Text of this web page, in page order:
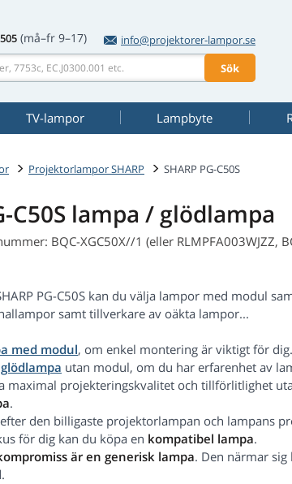
(må–fr 9–17)
info@projektorer-lampor.se
Sök
TV-lampor Lampbyte
Projektorlampor SHARP SHARP PG-C50S
C50S lampa / glödlampa
BQC-XGC50X//1 (eller RLMPFA003WJZZ,
PG-C50S kan du välja lampor med modul
samt tillverkare av oäkta lampor...
med modul, om enkel montering är viktigt för dig.
utan modul, om du har erfarenhet av
maximal projekteringskvalitet och tillförlitlighet
.
den billigaste projektorlampan och lampans
för dig kan du köpa en kompatibel lampa.
är en generisk lampa. Den närmar